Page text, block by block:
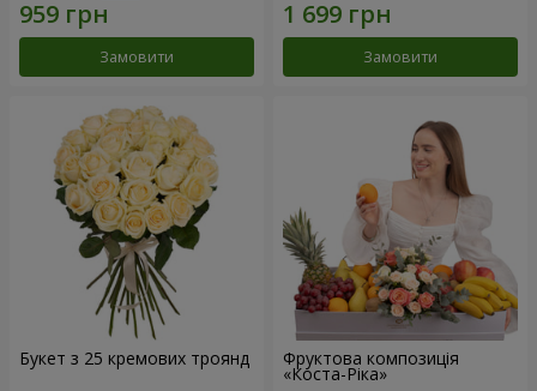
Замовити Замовити
Букет з 25 кремових троянд Фруктова композиція
«Коста-Ріка»